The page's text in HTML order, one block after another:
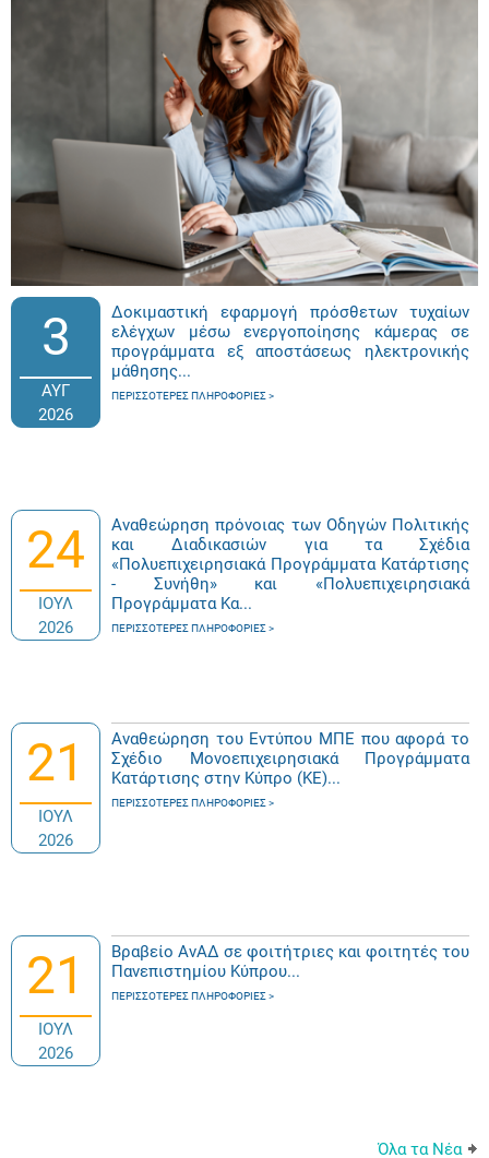
3
ΑΥΓ
2026
Δοκιμαστική εφαρμογή πρόσθετων τυχαίων
ελέγχων μέσω ενεργοποίησης κάμερας σε
προγράμματα εξ αποστάσεως ηλεκτρονικής
μάθησης...
ΠΕΡΙΣΣΌΤΕΡΕΣ ΠΛΗΡΟΦΟΡΊΕΣ
24
ΙΟΥΛ
2026
Αναθεώρηση πρόνοιας των Οδηγών Πολιτικής
και Διαδικασιών για τα Σχέδια
«Πολυεπιχειρησιακά Προγράμματα Κατάρτισης
- Συνήθη» και «Πολυεπιχειρησιακά
Προγράμματα Κα...
ΠΕΡΙΣΣΌΤΕΡΕΣ ΠΛΗΡΟΦΟΡΊΕΣ
21
ΙΟΥΛ
2026
Αναθεώρηση του Εντύπου ΜΠΕ που αφορά το
Σχέδιο Μονοεπιχειρησιακά Προγράμματα
Κατάρτισης στην Κύπρο (ΚΕ)...
ΠΕΡΙΣΣΌΤΕΡΕΣ ΠΛΗΡΟΦΟΡΊΕΣ
21
ΙΟΥΛ
2026
Βραβείο ΑνΑΔ σε φοιτήτριες και φοιτητές του
Πανεπιστημίου Κύπρου...
ΠΕΡΙΣΣΌΤΕΡΕΣ ΠΛΗΡΟΦΟΡΊΕΣ
Όλα τα Νέα